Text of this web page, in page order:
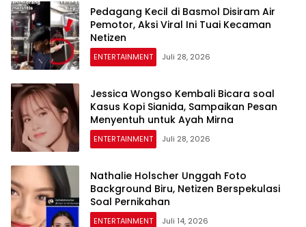
Pedagang Kecil di Basmol Disiram Air
Pemotor, Aksi Viral Ini Tuai Kecaman
Netizen
ENTERTAINMENT Juli 28, 2026
Jessica Wongso Kembali Bicara soal
Kasus Kopi Sianida, Sampaikan Pesan
Menyentuh untuk Ayah Mirna
ENTERTAINMENT Juli 28, 2026
Nathalie Holscher Unggah Foto
Background Biru, Netizen Berspekulasi
Soal Pernikahan
ENTERTAINMENT Juli 14, 2026